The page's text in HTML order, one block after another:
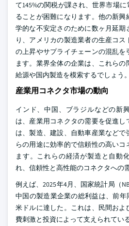
て145%の関税が課され、世界市場
ることが困難になります。他の新興
学的な不安定さのために数ヶ月延期
り、アメリカの製造業者の生産コ
の上昇やサプライチェーンの混乱を
ます。業界全体の企業は、これら
給源や国内製造を模索するでしょう。
産業用コネクタ市場の動向
インド、中国、ブラジルなどの新
は、産業用コネクタの需要を促進
は、製造、建設、自動車産業など
らの用途に効率的で信頼性の高い
ます。これらの経済が製造と自動
れ、信頼性と高性能のコネクタへの
例えば、2025年4月、国家統計局（
中国の製造業企業の総利益は、前年
米ドルに達した。これは、民間およ
費刺激と投資によって支えられている